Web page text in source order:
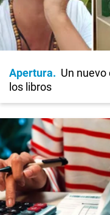
Apertura
Un nuevo
los libros